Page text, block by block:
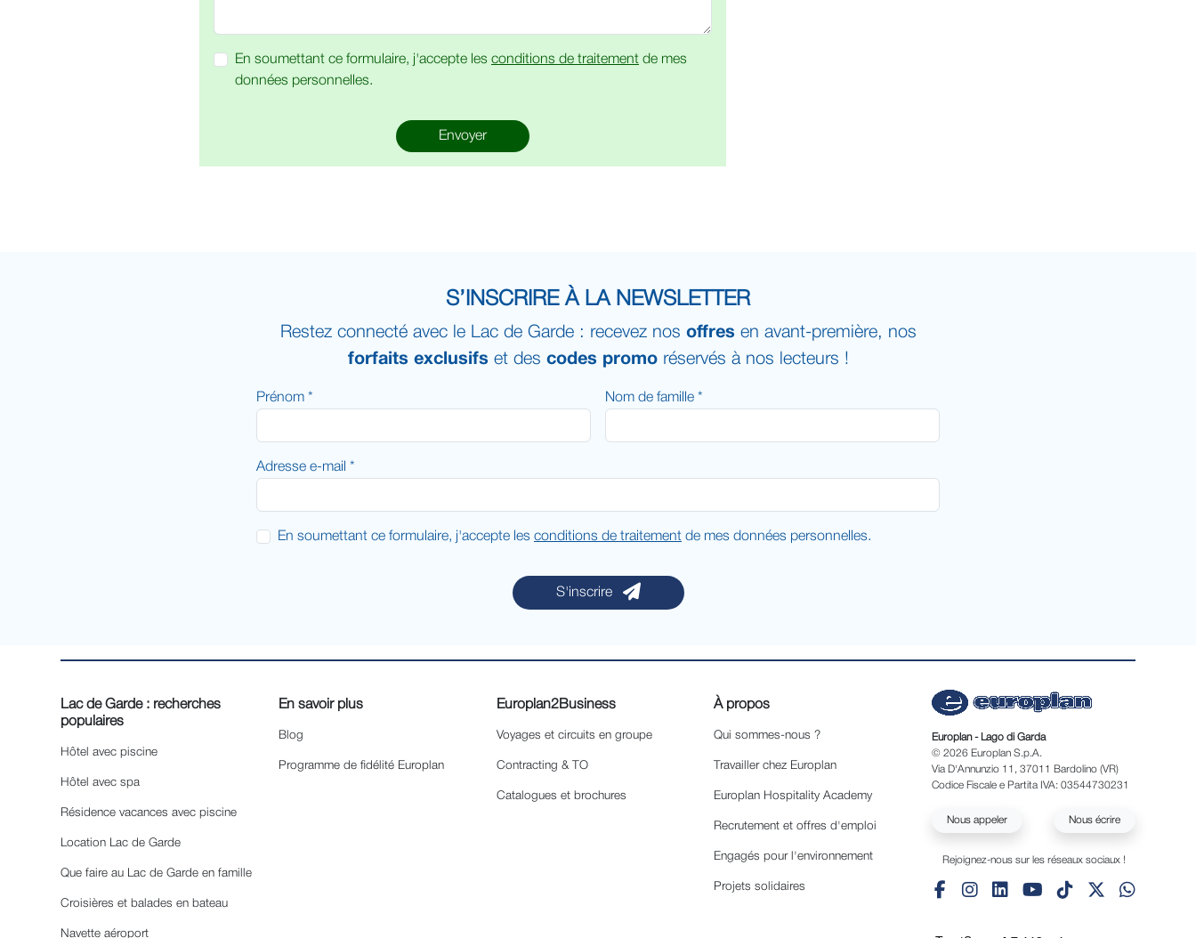
En soumettant ce formulaire, j'accepte les conditions de traitement de mes
données personnelles.
Envoyer
S’INSCRIRE À LA NEWSLETTER
Restez connecté avec le Lac de Garde : recevez nos offres en avant-première, nos
forfaits exclusifs et des codes promoréservés à nos lecteurs !
Prénom * Nom de famille *
Adresse e-mail *
En soumettant ce formulaire, j'accepte les conditions de traitement de mes données personnelles.
S'inscrire
Lac de Garde : recherches
populaires
Hôtel avec piscine
Hôtel avec spa
Résidence vacances avec piscine
Location Lac de Garde
Que faire au Lac de Garde en famille
Croisières et balades en bateau
Navette aéroport
En savoir plus
Blog
Programme de fidélité Europlan
Europlan2Business
Voyages et circuits en groupe
Contracting & TO
Catalogues et brochures
À propos
Qui sommes-nous ?
Travailler chez Europlan
Europlan Hospitality Academy
Recrutement et offres d'emploi
Engagés pour l'environnement
Projets solidaires
Europlan - Lago di Garda
© 2026 Europlan S.p.A.
Via D'Annunzio 11, 37011 Bardolino (VR)
Codice Fiscale e Partita IVA: 03544730231
Nous appeler Nous écrire
Rejoignez-nous sur les réseaux sociaux !